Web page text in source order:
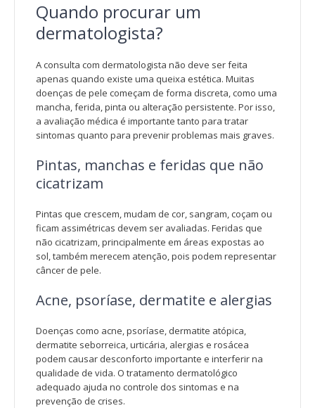
Quando procurar um
dermatologista?
A consulta com dermatologista não deve ser feita
apenas quando existe uma queixa estética. Muitas
doenças de pele começam de forma discreta, como uma
mancha, ferida, pinta ou alteração persistente. Por isso,
a avaliação médica é importante tanto para tratar
sintomas quanto para prevenir problemas mais graves.
Pintas, manchas e feridas que não
cicatrizam
Pintas que crescem, mudam de cor, sangram, coçam ou
ficam assimétricas devem ser avaliadas. Feridas que
não cicatrizam, principalmente em áreas expostas ao
sol, também merecem atenção, pois podem representar
câncer de pele.
Acne, psoríase, dermatite e alergias
Doenças como acne, psoríase, dermatite atópica,
dermatite seborreica, urticária, alergias e rosácea
podem causar desconforto importante e interferir na
qualidade de vida. O tratamento dermatológico
adequado ajuda no controle dos sintomas e na
prevenção de crises.